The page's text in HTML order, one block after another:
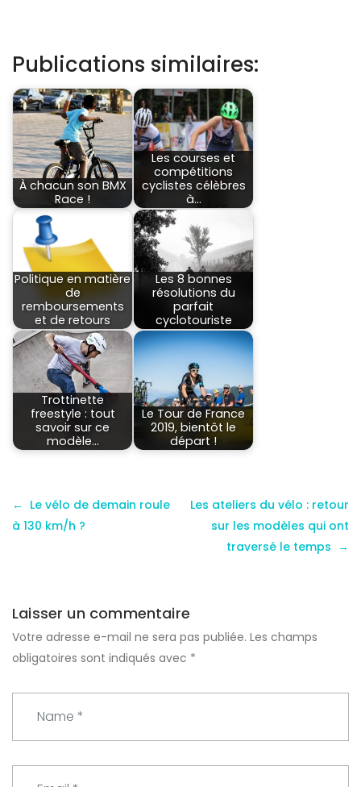
Publications similaires:
À chacun son BMX
Race !
Les courses et
compétitions
cyclistes célèbres
à…
Politique en matière
de
remboursements
et de retours
Les 8 bonnes
résolutions du
parfait
cyclotouriste
Trottinette
freestyle : tout
savoir sur ce
modèle…
Le Tour de France
2019, bientôt le
départ !
Le vélo de demain roule
à 130 km/h ?
Les ateliers du vélo : retour
sur les modèles qui ont
traversé le temps
Laisser un commentaire
Votre adresse e-mail ne sera pas publiée. Les champs
obligatoires sont indiqués avec *
m
e